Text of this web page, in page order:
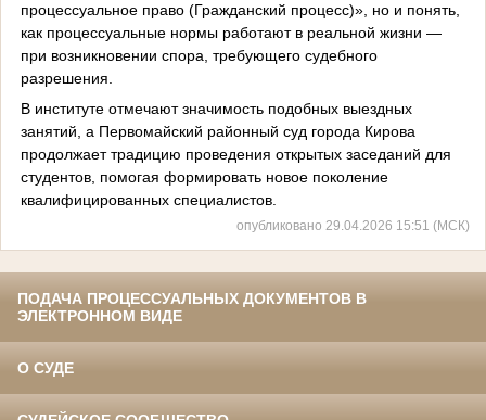
процессуальное право (Гражданский процесс)», но и понять,
как процессуальные нормы работают в реальной жизни —
при возникновении спора, требующего судебного
разрешения.
В институте отмечают значимость подобных выездных
занятий, а Первомайский районный суд города Кирова
продолжает традицию проведения открытых заседаний для
студентов, помогая формировать новое поколение
квалифицированных специалистов.
опубликовано 29.04.2026 15:51 (МСК)
ПОДАЧА ПРОЦЕССУАЛЬНЫХ ДОКУМЕНТОВ В
ЭЛЕКТРОННОМ ВИДЕ
О СУДЕ